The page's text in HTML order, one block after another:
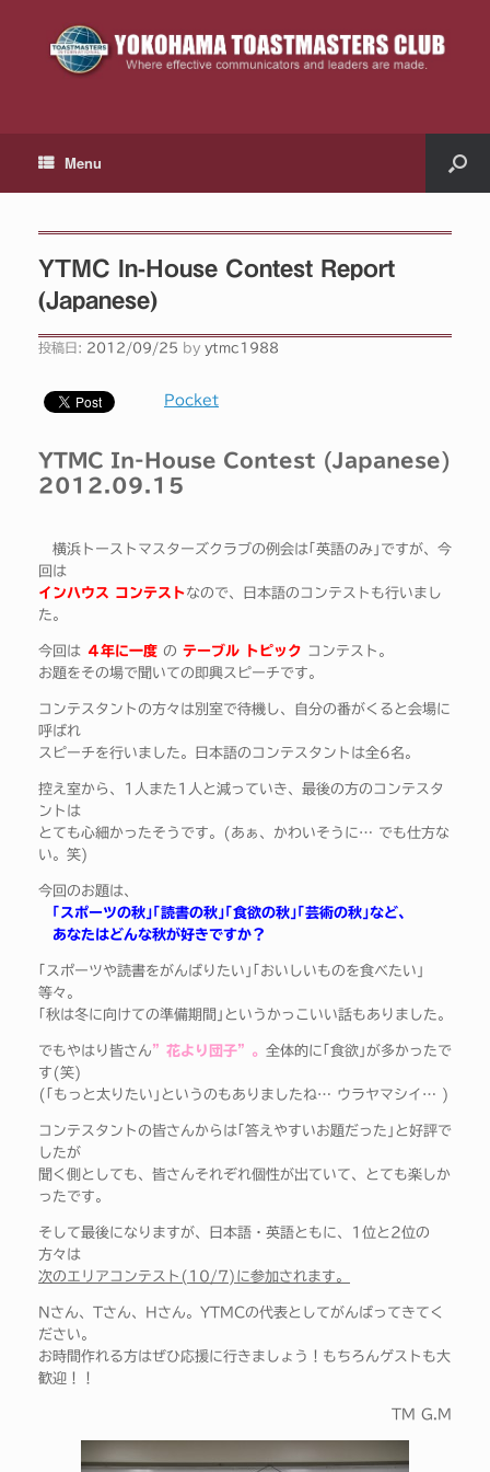
Menu
YTMC In-House Contest Report
(Japanese)
投稿日: 2012/09/25 by ytmc1988
Pocket
YTMC In-House Contest (Japanese)
2012.09.15
横浜トーストマスターズクラブの例会は｢英語のみ｣ですが、今
回は
インハウス コンテストなので、日本語のコンテストも行いまし
た。
今回は ４年に一度 の テーブル トピック コンテスト。
お題をその場で聞いての即興スピーチです。
コンテスタントの方々は別室で待機し、自分の番がくると会場に
呼ばれ
スピーチを行いました。日本語のコンテスタントは全6名。
控え室から、1人また1人と減っていき、最後の方のコンテスタ
ントは
とても心細かったそうです。(あぁ、かわいそうに… でも仕方な
い。笑)
今回のお題は、
｢スポーツの秋｣｢読書の秋｣｢食欲の秋｣｢芸術の秋｣など、
あなたはどんな秋が好きですか？
｢スポーツや読書をがんばりたい｣｢おいしいものを食べたい｣
等々。
｢秋は冬に向けての準備期間｣というかっこいい話もありました。
でもやはり皆さん”花より団子”。 全体的に｢食欲｣が多かったで
す(笑)
(｢もっと太りたい｣というのもありましたね… ウラヤマシイ… )
コンテスタントの皆さんからは｢答えやすいお題だった｣と好評で
したが
聞く側としても、皆さんそれぞれ個性が出ていて、とても楽しか
ったです。
そして最後になりますが、日本語・英語ともに、1位と2位の
方々は
次のエリアコンテスト(10/7)に参加されます。
Nさん、Tさん、Hさん。YTMCの代表としてがんばってきてく
ださい。
お時間作れる方はぜひ応援に行きましょう！もちろんゲストも大
歓迎！！
TM G.M